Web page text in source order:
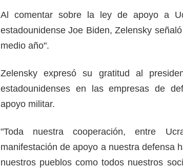
Al comentar sobre la ley de apoyo a
estadounidense Joe Biden, Zelensky
medio año".
Zelensky expresó su gratitud al
estadounidenses en las empresas de
apoyo militar.
"Toda nuestra cooperación, entre
manifestación de apoyo a nuestra defensa
nuestros pueblos como todos nuestros